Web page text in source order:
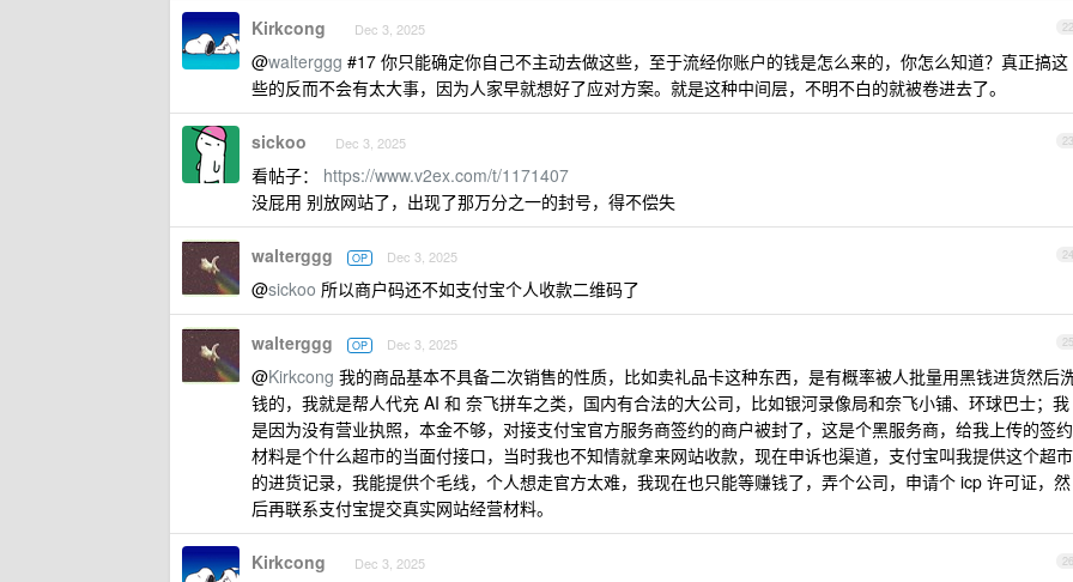
22
Kirkcong Dec 3, 2025
@walterggg #17 你只能确定你自己不主动去做这些，至于流经你账户的钱是怎么来的，你怎么知道？真正搞这
些的反而不会有太大事，因为人家早就想好了应对方案。就是这种中间层，不明不白的就被卷进去了。
23
sickoo Dec 3, 2025
看帖子： https://www.v2ex.com/t/1171407
没屁用 别放网站了，出现了那万分之一的封号，得不偿失
24
walterggg OP Dec 3, 2025
@sickoo 所以商户码还不如支付宝个人收款二维码了
25
walterggg OP Dec 3, 2025
@Kirkcong 我的商品基本不具备二次销售的性质，比如卖礼品卡这种东西，是有概率被人批量用黑钱进货然后
钱的，我就是帮人代充 AI 和 奈飞拼车之类，国内有合法的大公司，比如银河录像局和奈飞小铺、环球巴士；我
是因为没有营业执照，本金不够，对接支付宝官方服务商签约的商户被封了，这是个黑服务商，给我上传的签约
材料是个什么超市的当面付接口，当时我也不知情就拿来网站收款，现在申诉也渠道，支付宝叫我提供这个超市
的进货记录，我能提供个毛线，个人想走官方太难，我现在也只能等赚钱了，弄个公司，申请个 icp 许可证，然
后再联系支付宝提交真实网站经营材料。
26
Kirkcong Dec 3, 2025